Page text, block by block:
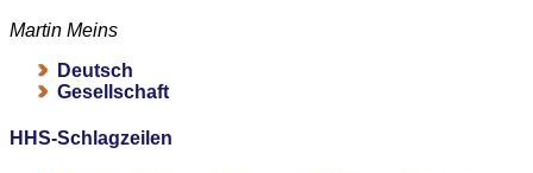
Martin Meins
Deutsch
Gesellschaft
HHS-Schlagzeilen